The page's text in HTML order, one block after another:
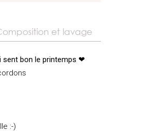
et lavage
sent bon le printemps ❤
:-)